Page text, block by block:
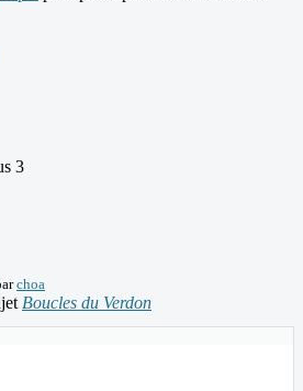
3
choa
Boucles du Verdon